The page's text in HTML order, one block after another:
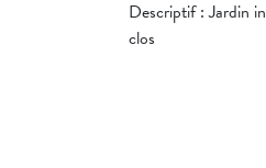
Descriptif : Jardin
clos